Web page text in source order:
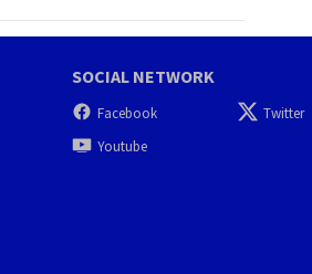
SOCIAL NETWORK
Facebook Twitter
Youtube